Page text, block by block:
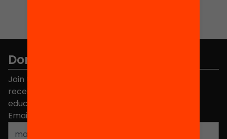
Don't miss anything.
Join the more than 40,000 people who already
receive news about initiatives and projects for
educational change in Catalonia.
Email address